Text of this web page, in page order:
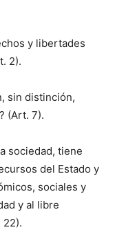
y libertades
2).
sin distinción,
(Art. 7).
sociedad, tiene
del Estado y
sociales y
y al libre
22).